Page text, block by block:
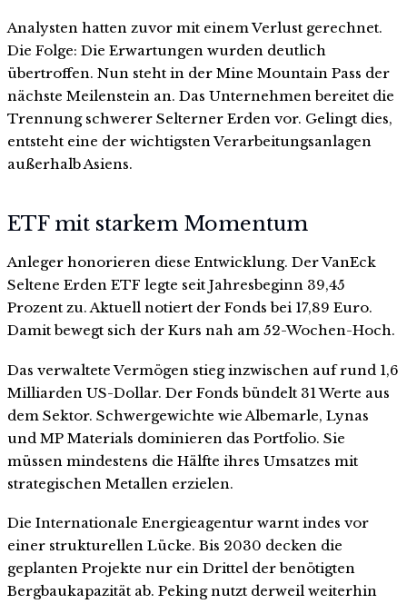
Analysten hatten zuvor mit einem Verlust gerechnet.
Die Folge: Die Erwartungen wurden deutlich
übertroffen. Nun steht in der Mine Mountain Pass der
nächste Meilenstein an. Das Unternehmen bereitet die
Trennung schwerer Selterner Erden vor. Gelingt dies,
entsteht eine der wichtigsten Verarbeitungsanlagen
außerhalb Asiens.
ETF mit starkem Momentum
Anleger honorieren diese Entwicklung. Der VanEck
Seltene Erden ETF legte seit Jahresbeginn 39,45
Prozent zu. Aktuell notiert der Fonds bei 17,89 Euro.
Damit bewegt sich der Kurs nah am 52-Wochen-Hoch.
Das verwaltete Vermögen stieg inzwischen auf rund 1,6
Milliarden US-Dollar. Der Fonds bündelt 31 Werte aus
dem Sektor. Schwergewichte wie Albemarle, Lynas
und MP Materials dominieren das Portfolio. Sie
müssen mindestens die Hälfte ihres Umsatzes mit
strategischen Metallen erzielen.
Die Internationale Energieagentur warnt indes vor
einer strukturellen Lücke. Bis 2030 decken die
geplanten Projekte nur ein Drittel der benötigten
Bergbaukapazität ab. Peking nutzt derweil weiterhin